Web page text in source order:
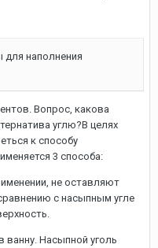
для наполнения
Вопрос, какова
углю?В целях
к способу
3 способа:
не оставляют
с насыпным угле
ванну. Насыпной уголь